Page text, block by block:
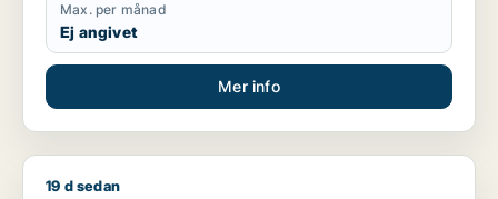
Max. per månad
Ej angivet
Mer info
Conny söker lager, industrilokal, fastighetsmark eller
19 d sedan